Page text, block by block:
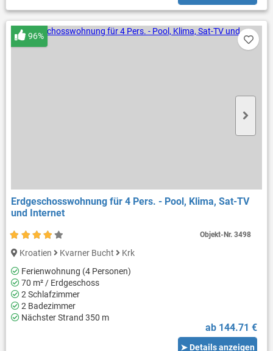
Erdgeschosswohnung für 4 Pers. - Pool, Klima, Sat-TV
und Internet
96%
Kroatien Kvarner Bucht
Krk
Ferienwohnung (4 Personen)
70 m² / Erdgeschoss
2 Schlafzimmer
2 Badezimmer
Nächster Strand 350 m
ab 144.71 €
➤ Details anzeigen
Objekt-Nr.3498